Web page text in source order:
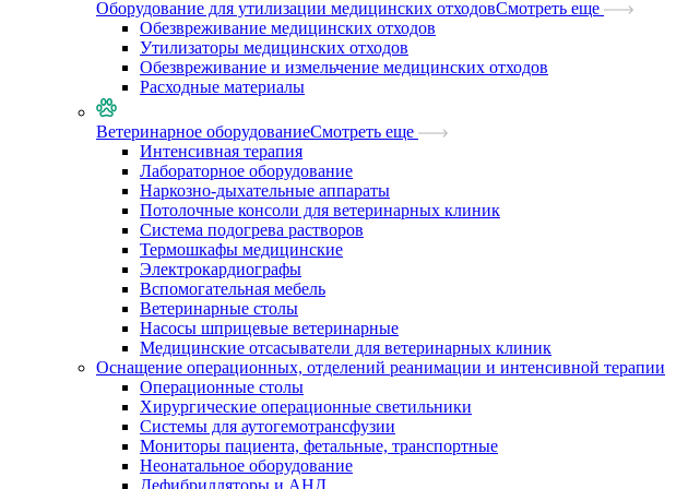
Оборудование для утилизации медицинских отходовСмотреть еще
Обезвреживание медицинских отходов
Утилизаторы медицинских отходов
Обезвреживание и измельчение медицинских отходов
Расходные материалы
Ветеринарное оборудованиеСмотреть еще
Интенсивная терапия
Лабораторное оборудование
Наркозно-дыхательные аппараты
Потолочные консоли для ветеринарных клиник
Система подогрева растворов
Термошкафы медицинские
Электрокардиографы
Вспомогательная мебель
Ветеринарные столы
Насосы шприцевые ветеринарные
Медицинские отсасыватели для ветеринарных клиник
Оснащение операционных, отделений реанимации и интенсивной терапии
Операционные столы
Хирургические операционные светильники
Системы для аутогемотрансфузии
Мониторы пациента, фетальные, транспортные
Неонатальное оборудование
Дефибрилляторы и АНД